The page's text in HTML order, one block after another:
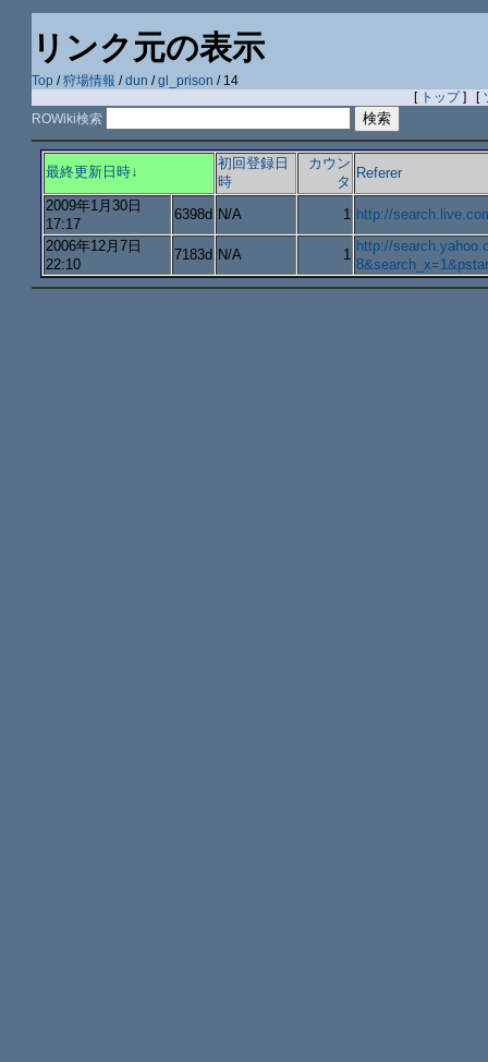
リンク元の表示
Top /狩場情報 /dun /gl_prison / 14
[ トップ] [
ROWiki検索
最終更新日時↓
初回登録日
時
カウン
タ
Referer
2009年1月30日
17:17
6398d N/A 1 http://
2006年12月7日
22:10
7183d N/A 1
http://